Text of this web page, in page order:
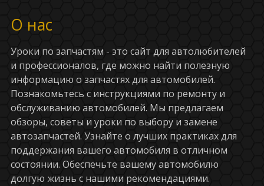
О нас
Уроки по запчастям - это сайт для автолюбителей
и профессионалов, где можно найти полезную
информацию о запчастях для автомобилей.
Познакомьтесь с инструкциями по ремонту и
обслуживанию автомобилей. Мы предлагаем
обзоры, советы и уроки по выбору и замене
автозапчастей. Узнайте о лучших практиках для
поддержания вашего автомобиля в отличном
состоянии. Обеспечьте вашему автомобилю
долгую жизнь с нашими рекомендациями.